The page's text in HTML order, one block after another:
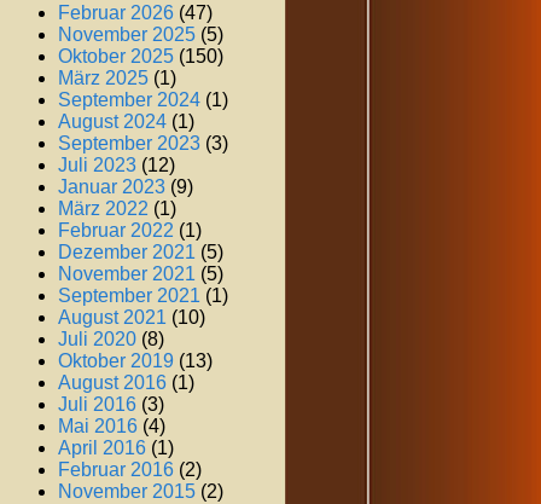
Februar 2026 (47)
November 2025 (5)
Oktober 2025 (150)
März 2025 (1)
September 2024 (1)
August 2024 (1)
September 2023 (3)
Juli 2023 (12)
Januar 2023 (9)
März 2022 (1)
Februar 2022 (1)
Dezember 2021 (5)
November 2021 (5)
September 2021 (1)
August 2021 (10)
Juli 2020 (8)
Oktober 2019 (13)
August 2016 (1)
Juli 2016 (3)
Mai 2016 (4)
April 2016 (1)
Februar 2016 (2)
November 2015 (2)